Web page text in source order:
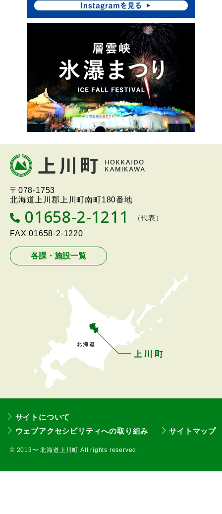
Twon
〒078-1753
北海道上川郡上川町南町180番地
T
E
L
01658-2-1211 （代表）
FAX 01658-2-1220
各課・施設一覧
サイトについて
ウェブアクセシビリティへの取り組み
サイトマップ
© 2013〜 北海道上川町 All rights reserved.